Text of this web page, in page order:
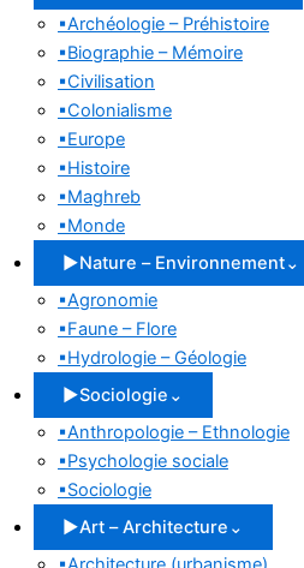
▪Archéologie – Préhistoire
▪Biographie – Mémoire
▪Civilisation
▪Colonialisme
▪Europe
▪Histoire
▪Maghreb
▪Monde
▶Nature – Environnement⌄
▪Agronomie
▪Faune – Flore
▪Hydrologie – Géologie
▶Sociologie ⌄
▪Anthropologie – Ethnologie
▪Psychologie sociale
▪Sociologie
▶Art – Architecture ⌄